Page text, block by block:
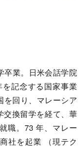
卒業。日米会話学院
記念する国家事業
を回り、マレーシア
交換留学を経て、華
職。73 年、マレー
社を起業 （現テク